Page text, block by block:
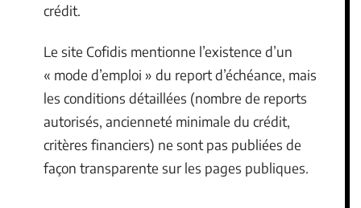
crédit.
Le site Cofidis mentionne l’existence d’un
« mode d’emploi » du report d’échéance, mais
les conditions détaillées (nombre de reports
autorisés, ancienneté minimale du crédit,
critères financiers) ne sont pas publiées de
façon transparente sur les pages publiques.